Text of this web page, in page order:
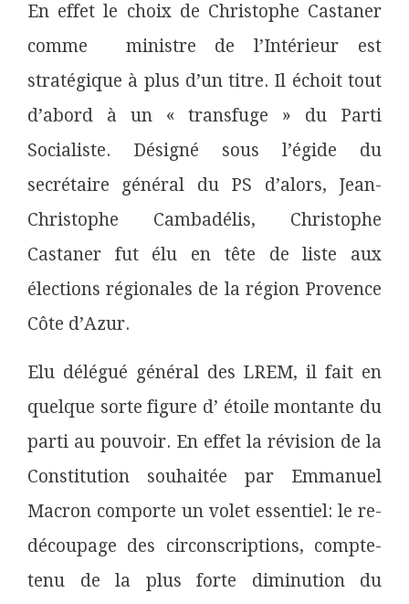
En effet le choix de Christophe Castaner
comme ministre de l’Intérieur est
stratégique à plus d’un titre. Il échoit tout
d’abord à un « transfuge » du Parti
Socialiste. Désigné sous l’égide du
secrétaire général du PS d’alors, Jean-
Christophe Cambadélis, Christophe
Castaner fut élu en tête de liste aux
élections régionales de la région Provence
Côte d’Azur.
Elu délégué général des LREM, il fait en
quelque sorte figure d’ étoile montante du
parti au pouvoir. En effet la révision de la
Constitution souhaitée par Emmanuel
Macron comporte un volet essentiel: le re-
découpage des circonscriptions, compte-
tenu de la plus forte diminution du